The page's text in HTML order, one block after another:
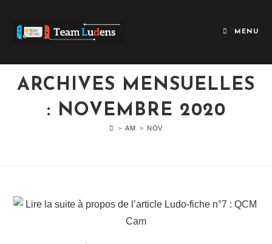
MENU
ARCHIVES MENSUELLES
: NOVEMBRE 2020
> AM > NOV